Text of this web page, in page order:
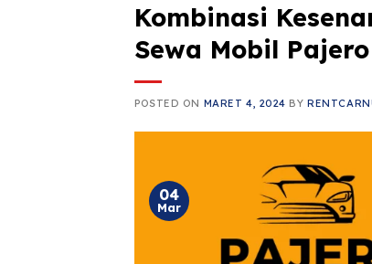
Kombinasi
Sewa Mobil
POSTED ON MARET 4, 2024 BY
04
Mar